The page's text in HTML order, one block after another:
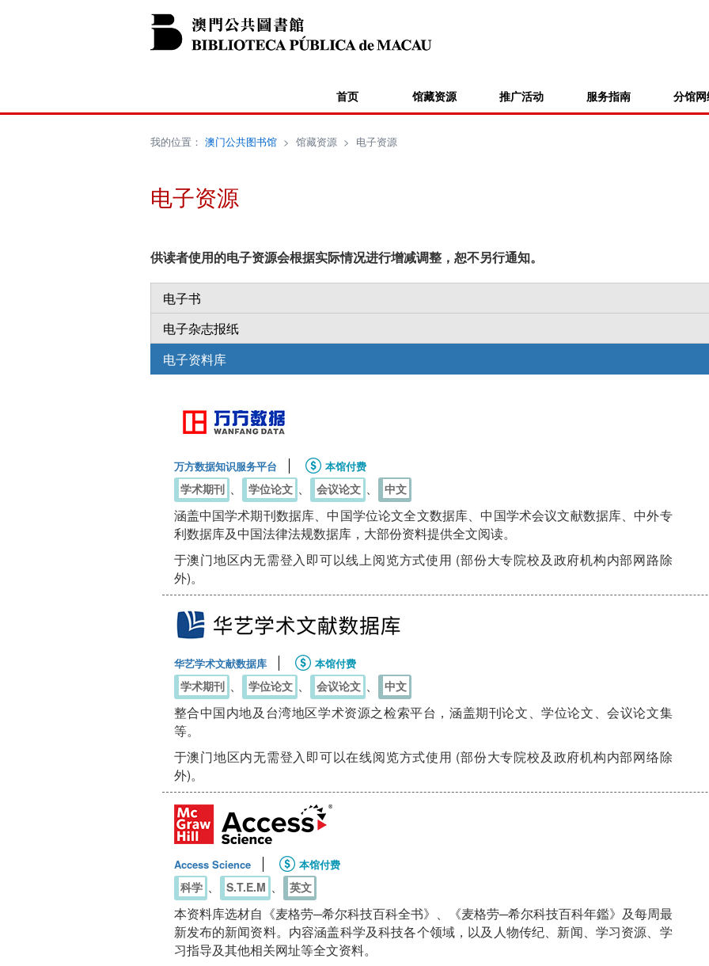
首页 馆藏资源 推广活动 服务指南 分馆网
我的位置： 澳门公共图书馆> 馆藏资源> 电子资源
电子资源
供读者使用的电子资源会根据实际情况进行增减调整，恕不另行通知。
电子书
电子杂志报纸
电子资料库
万方数据知识服务平台 本馆付费
学术期刊 、 学位论文 、 会议论文 、 中文
涵盖中国学术期刊数据库、中国学位论文全文数据库、中国学术会议文献数据库、中外专
利数据库及中国法律法规数据库，大部份资料提供全文阅读。
于澳门地区内无需登入即可以线上阅览方式使用 (部份大专院校及政府机构内部网路除
外)。
华艺学术文献数据库 本馆付费
学术期刊 、 学位论文 、 会议论文 、 中文
整合中国内地及台湾地区学术资源之检索平台，涵盖期刊论文、学位论文、会议论文集
等。
于澳门地区内无需登入即可以在线阅览方式使用 (部份大专院校及政府机构内部网络除
外)。
Access Science 本馆付费
科学 、 S.T.E.M 、 英文
本资料库选材自《麦格劳─希尔科技百科全书》、《麦格劳─希尔科技百科年鑑》及每周最
新发布的新闻资料。内容涵盖科学及科技各个领域，以及人物传纪、新闻、学习资源、学
习指导及其他相关网址等全文资料。